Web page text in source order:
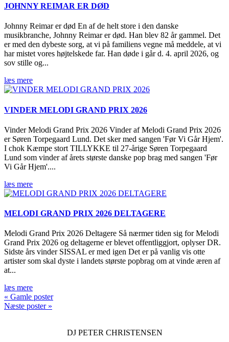
JOHNNY REIMAR ER DØD
Johnny Reimar er død En af de helt store i den danske
musikbranche, Johnny Reimar er død. Han blev 82 år gammel. Det
er med den dybeste sorg, at vi på familiens vegne må meddele, at vi
har mistet vores højtelskede far. Han døde i går d. 4. april 2026, og
sov stille og...
læs mere
VINDER MELODI GRAND PRIX 2026
Vinder Melodi Grand Prix 2026 Vinder af Melodi Grand Prix 2026
er Søren Torpegaard Lund. Det sker med sangen 'Før Vi Går Hjem'.
I chok Kæmpe stort TILLYKKE til 27-årige Søren Torpegaard
Lund som vinder af årets største danske pop brag med sangen 'Før
Vi Går Hjem'....
læs mere
MELODI GRAND PRIX 2026 DELTAGERE
Melodi Grand Prix 2026 Deltagere Så nærmer tiden sig for Melodi
Grand Prix 2026 og deltagerne er blevet offentliggjort, oplyser DR.
Sidste års vinder SISSAL er med igen Det er på vanlig vis otte
artister som skal dyste i landets største popbrag om at vinde æren af
at...
læs mere
« Gamle poster
Næste poster »
DJPETER CHRISTENSEN